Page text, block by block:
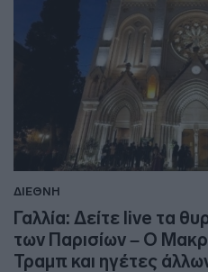
ΔΙΕΘΝΗ
Γαλλία: Δείτε live τα
των Παρισίων – Ο
Τραμπ και ηγέτες